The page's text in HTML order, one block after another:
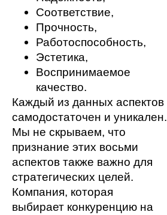
Соответствие,
Прочность,
Работоспособность,
Эстетика,
Воспринимаемое
качество.
Каждый из данных аспектов
самодостаточен и уникален.
Мы не скрываем, что
признание этих восьми
аспектов также важно для
стратегических целей.
Компания, которая
выбирает конкуренцию на